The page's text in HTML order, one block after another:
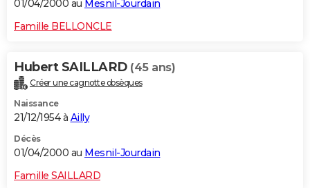
01/04/2000 au Mesnil-Jourdain
Famille BELLONCLE
Hubert SAILLARD (45 ans)
Créer une cagnotte obsèques
Naissance
21/12/1954 à Ailly
Décès
01/04/2000 au Mesnil-Jourdain
Famille SAILLARD